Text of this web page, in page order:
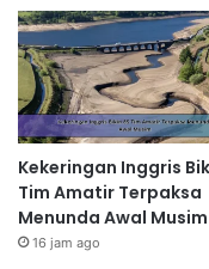
Kekeringan Inggris
Tim Amatir Terpaksa
Menunda Awal Musim
16 jam ago